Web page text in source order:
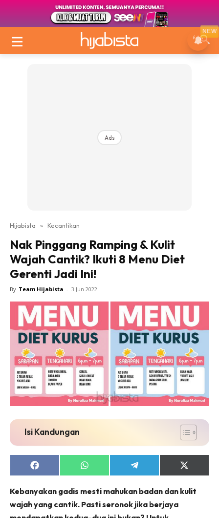
Ads
Hijabista » Kecantikan
Nak Pinggang Ramping & Kulit
Wajah Cantik? Ikuti 8 Menu Diet
Gerenti Jadi Ini!
By Team Hijabista - 3 Jun 2022
Isi Kandungan
Share
on
Share
on
Share
on
Share
on
(Twitter)
Kebanyakan gadis mesti mahukan badan dan kulit
wajah yang cantik. Pasti seronok jika berjaya
NEW